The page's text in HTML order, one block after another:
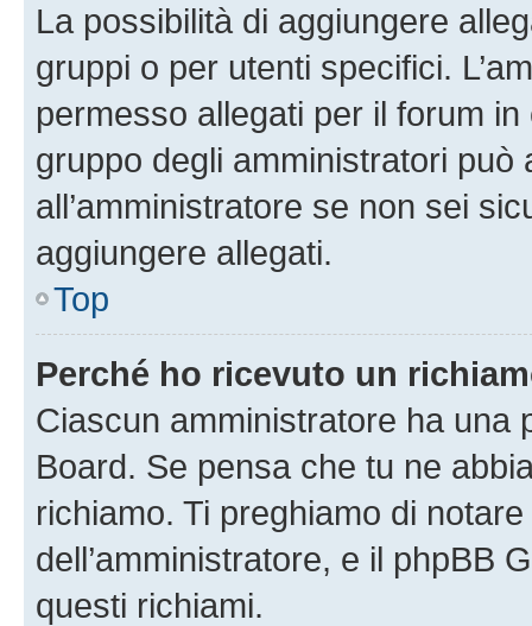
La possibilità di aggiungere
gruppi o per utenti specifici.
permesso allegati per il forum
gruppo degli amministratori può
all’amministratore se non sei
aggiungere allegati.
Top
Perché ho ricevuto un
Ciascun amministratore ha una
Board. Se pensa che tu ne
richiamo. Ti preghiamo di
dell’amministratore, e il phpBB
questi richiami.